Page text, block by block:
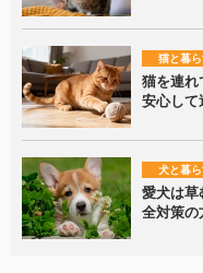
猫と暮
猫を連れ
安心して
犬と暮
愛犬は草
全対策の